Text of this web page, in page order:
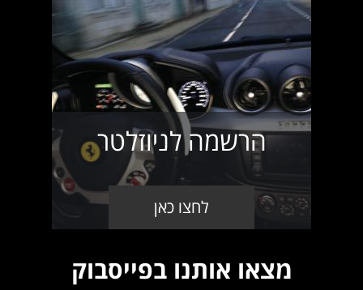
הרשמה לניוזלטר
לחצו כאן
מצאו אותנו בפייסבוק